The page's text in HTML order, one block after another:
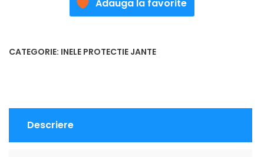
Adauga la favorite
CATEGORIE: INELE PROTECTIE JANTE
Descriere